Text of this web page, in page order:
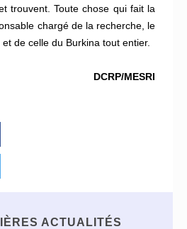
trouvent. Toute chose qui fait la
chargé de la recherche, le
de celle du Burkina tout entier.
DCRP/MESRI
ACTUALITÉS